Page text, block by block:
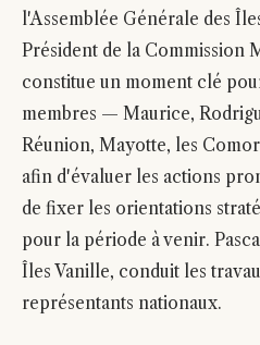
l'Assemblée Générale des
Président de la Commission
constitue un moment clé
membres — Maurice,
Réunion, Mayotte, les
afin d'évaluer les actions
de fixer les orientations
pour la période à venir.
Îles Vanille, conduit les
représentants nationaux.